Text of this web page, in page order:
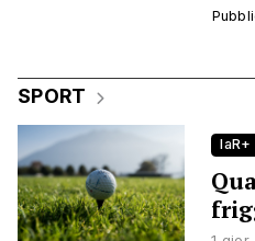
SPORT
laR+